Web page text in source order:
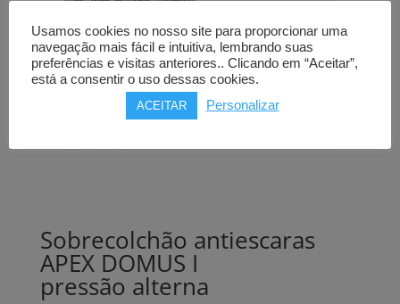
Sobrecolchão antiescaras
APEX DOMUS I
pressão alterna
Usamos cookies no nosso site para proporcionar uma
navegação mais fácil e intuitiva, lembrando suas
preferências e visitas anteriores.. Clicando em “Aceitar”,
está a consentir o uso dessas cookies.
ACEITAR Personalizar